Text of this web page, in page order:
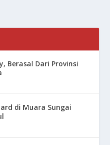
Berasal Dari Provinsi
di Muara Sungai